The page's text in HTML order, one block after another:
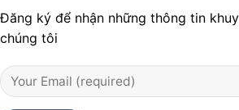
Đăng ký để nhận những thông tin
chúng tôi